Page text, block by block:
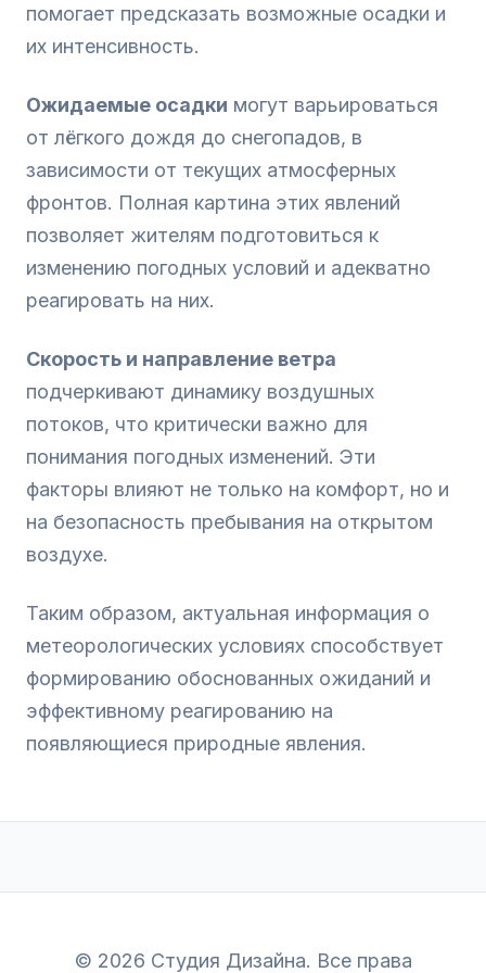
помогает предсказать возможные осадки и
их интенсивность.
Ожидаемые осадки могут варьироваться
от лёгкого дождя до снегопадов, в
зависимости от текущих атмосферных
фронтов. Полная картина этих явлений
позволяет жителям подготовиться к
изменению погодных условий и адекватно
реагировать на них.
Скорость и направление ветра
подчеркивают динамику воздушных
потоков, что критически важно для
понимания погодных изменений. Эти
факторы влияют не только на комфорт, но и
на безопасность пребывания на открытом
воздухе.
Таким образом, актуальная информация о
метеорологических условиях способствует
формированию обоснованных ожиданий и
эффективному реагированию на
появляющиеся природные явления.
© 2026 Студия Дизайна. Все права